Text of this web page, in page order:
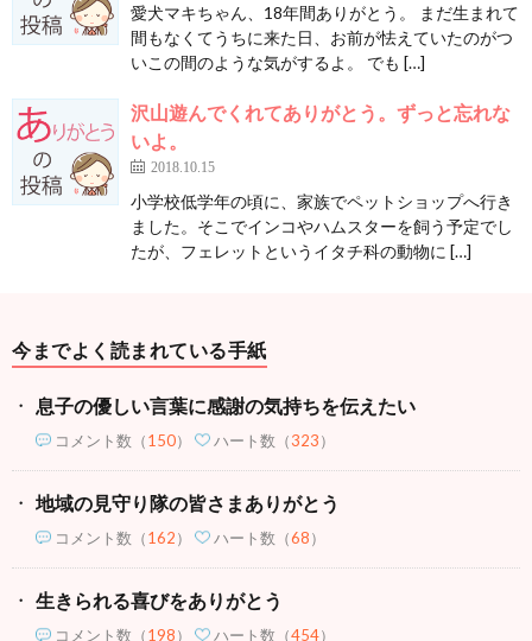
愛犬マキちゃん、18年間ありがとう。 まだ生まれて
間もなくてうちに来た日、お前が怯えていたのがつ
いこの間のような気がするよ。 でも […]
沢山遊んでくれてありがとう。ずっと忘れな
いよ。
2018.10.15
小学校低学年の頃に、家族でペットショップへ行き
ました。そこでインコやハムスターを飼う予定でし
たが、フェレットというイタチ科の動物に […]
今までよく読まれている手紙
息子の優しい言葉に感謝の気持ちを伝えたい
コメント数 （150） ハート数（323）
地域の見守り隊の皆さまありがとう
コメント数 （162） ハート数（68）
生きられる喜びをありがとう
コメント数 （198） ハート数（454）